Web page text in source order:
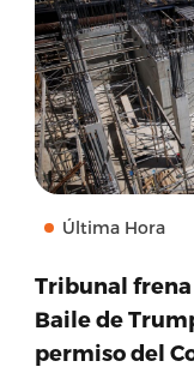
Última Hora
Tribunal frena
Baile de
permiso del